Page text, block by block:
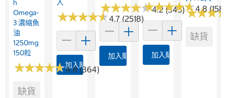
H
Omega-
3 濃縮魚
油
1250mg
150粒
★★★★★
★★★★★4.8 (364)
缺貨
入
★★★★★
★★★★★4.7 (2518)
加入購物車
★★★★★
★★★★★4.2 (345)
加入購物車
★★★★★
★★★★★4.8
加入購物車
★★★
★★★
缺貨